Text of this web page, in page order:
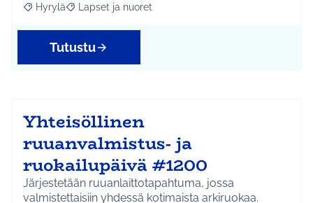
Rajaa tulokset aihepiirin mukaan: Hyrylä
Hyrylä Rajaa tulokset teeman mukaan: Lapset ja nuoret
Lapset ja nuoret
Tutustu
Yhteisöllinen
ruuanvalmistus- ja
ruokailupäivä #1200
Järjestetään ruuanlaittotapahtuma, jossa
valmistettaisiin yhdessä kotimaista arkiruokaa.